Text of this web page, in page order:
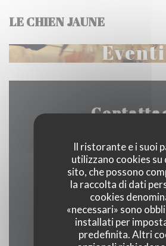
Il ristorante e i suoi
utilizzano cookies su
sito, che possono
la raccolta di dati
cookies
«necessari» sono
installati per
predefinita. Altri
LE CHIEN JAUNE
Eventi
74 RUE BERNARD PALISSY
02 47 05 10 17